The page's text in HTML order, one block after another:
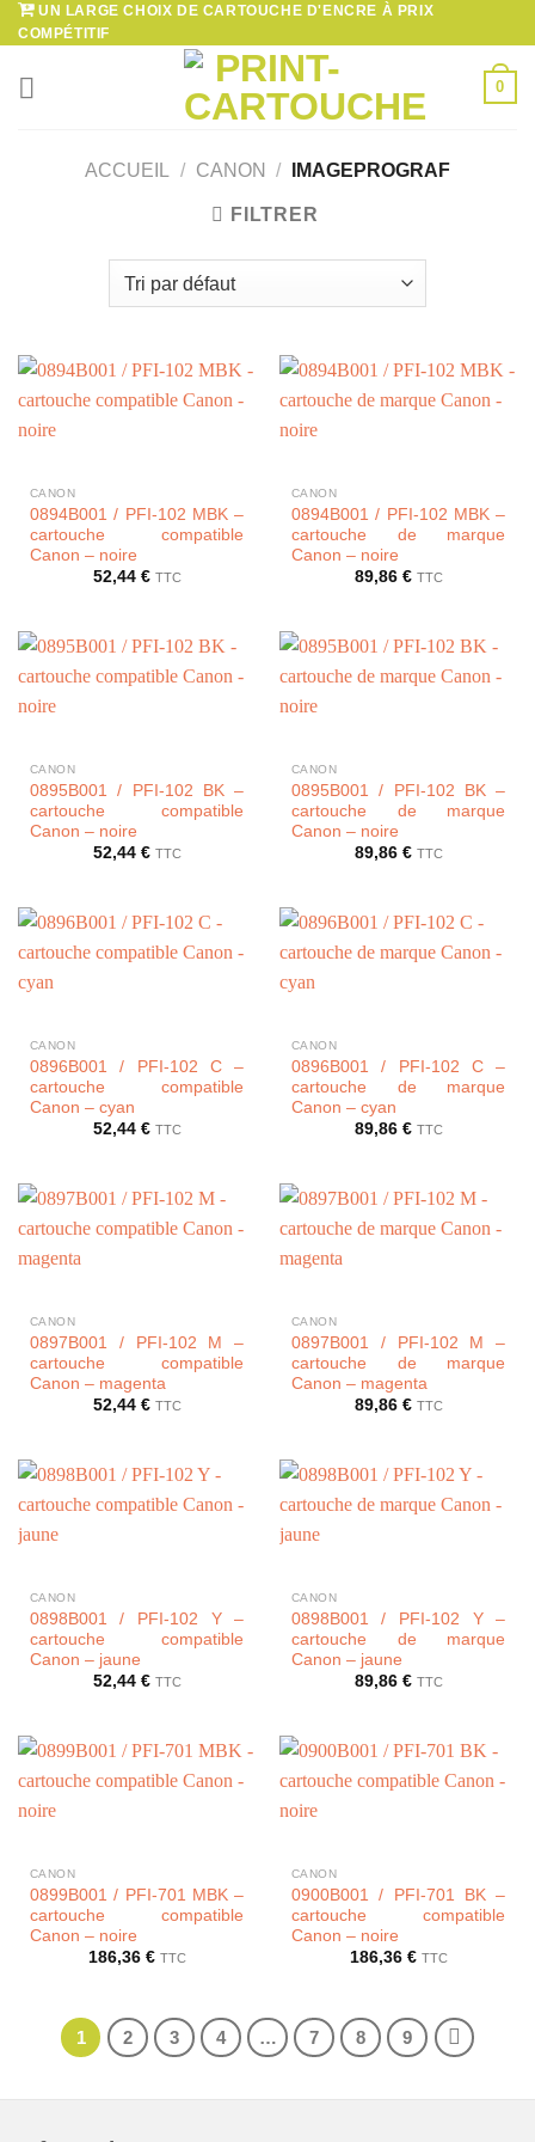
Passer
au
contenu
UN LARGE CHOIX DE CARTOUCHE D'ENCRE À PRIX
COMPÉTITIF
0
ACCUEIL / CANON / IMAGEPROGRAF
FILTRER
CANON
0894B001 / PFI-102 MBK –
cartouche compatible
Canon – noire
52,44 € TTC
CANON
0894B001 / PFI-102 MBK –
cartouche de marque
Canon – noire
89,86 € TTC
CANON
0895B001 / PFI-102 BK –
cartouche compatible
Canon – noire
52,44 € TTC
CANON
0895B001 / PFI-102 BK –
cartouche de marque
Canon – noire
89,86 € TTC
CANON
0896B001 / PFI-102 C –
cartouche compatible
Canon – cyan
52,44 € TTC
CANON
0896B001 / PFI-102 C –
cartouche de marque
Canon – cyan
89,86 € TTC
CANON
0897B001 / PFI-102 M –
cartouche compatible
Canon – magenta
52,44 € TTC
CANON
0897B001 / PFI-102 M –
cartouche de marque
Canon – magenta
89,86 € TTC
CANON
0898B001 / PFI-102 Y –
cartouche compatible
Canon – jaune
52,44 € TTC
CANON
0898B001 / PFI-102 Y –
cartouche de marque
Canon – jaune
89,86 € TTC
CANON
0899B001 / PFI-701 MBK –
cartouche compatible
Canon – noire
186,36 € TTC
CANON
0900B001 / PFI-701 BK –
cartouche compatible
Canon – noire
186,36 € TTC
1 2 3 4 … 7 8 9